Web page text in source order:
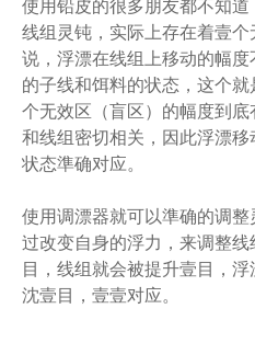
使用铅皮的很多朋友都不知
线组灵钝，实际上存在着壹
说，浮漂在线组上移动的幅
的子线和饵料的状态，这个
个无效区（盲区）的幅度到
和线组密切相关，因此浮漂
状态準确对应。
使用调漂器就可以準确的调
过改变自身的浮力，来调整
目，线组就会被提升壹目，
沈壹目，壹壹对应。